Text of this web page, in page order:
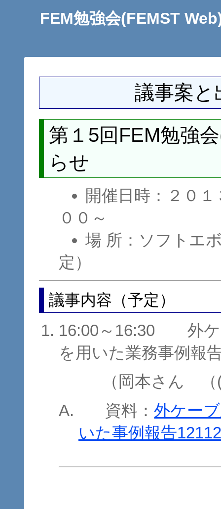
FEM勉強会(FEMST
議事案と
第１5回FEM勉強
らせ
開催日時：２０
００～
場 所：ソフトエ
定）
議事内容（予定）
16:00～16:30 外ケ
を用いた業務事例報
（岡本さん
資料：外ケー
いた事例報告